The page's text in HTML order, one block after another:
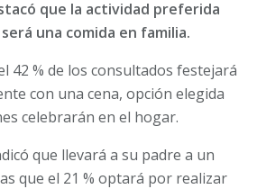
que la actividad preferida
una comida en familia.
42 % de los consultados festejará
con una cena, opción elegida
celebrarán en el hogar.
que llevará a su padre a un
que el 21 % optará por realizar